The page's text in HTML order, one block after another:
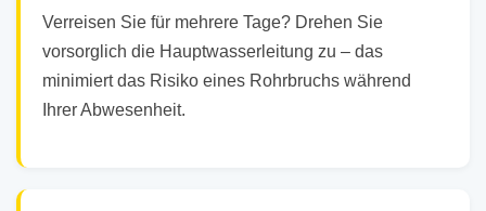
Verreisen Sie für mehrere Tage? Drehen Sie
vorsorglich die Hauptwasserleitung zu – das
minimiert das Risiko eines Rohrbruchs während
Ihrer Abwesenheit.